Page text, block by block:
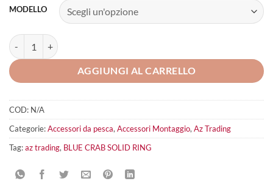
MODELLO
BLUE CRAB SOLID RING quantità
AGGIUNGI AL CARRELLO
COD: N/A
Categorie:Accessori da pesca,Accessori Montaggio,Az Trading
Tag:az trading, BLUE CRAB SOLID RING